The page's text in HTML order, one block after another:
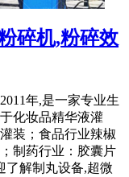
碎机,粉碎效
年,是一家专业生
化妆品精华液灌
装；食品行业辣椒
制药行业：胶囊片
了解制丸设备,超微